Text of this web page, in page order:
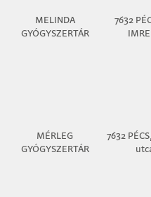
MELINDA
GYÓGYSZERTÁR
7632
MÉRLEG
GYÓGYSZERTÁR
7632